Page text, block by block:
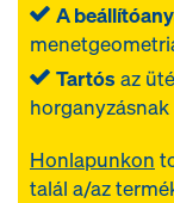
A
Tartós az
Honlapunkon
talál a/az